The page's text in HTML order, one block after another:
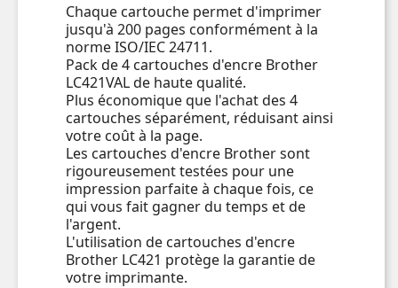
Chaque cartouche permet d'imprimer
jusqu'à 200 pages conformément à la
norme ISO/IEC 24711.
Pack de 4 cartouches d'encre Brother
LC421VAL de haute qualité.
Plus économique que l'achat des 4
cartouches séparément, réduisant ainsi
votre coût à la page.
Les cartouches d'encre Brother sont
rigoureusement testées pour une
impression parfaite à chaque fois, ce
qui vous fait gagner du temps et de
l'argent.
L'utilisation de cartouches d'encre
Brother LC421 protège la garantie de
votre imprimante.